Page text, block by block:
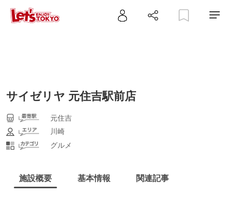
サイゼリヤ 元住吉駅前店
元住吉
川崎
グルメ
施設概要 基本情報 関連記事